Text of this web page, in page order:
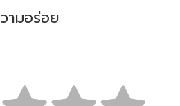
ามอร่อย